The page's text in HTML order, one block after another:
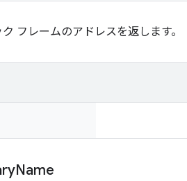
フレームのアドレスを返します。
Name